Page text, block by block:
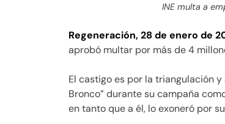
INE multa a
Regeneración, 28 de enero de
aprobó multar por más de 4
El castigo es por la triangulación
Bronco” durante su campaña
en tanto que a él, lo exoneró por